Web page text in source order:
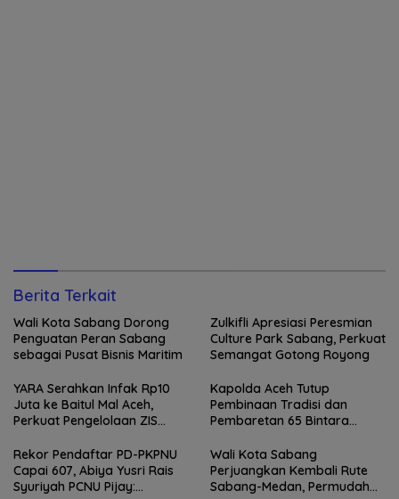
Berita Terkait
Wali Kota Sabang Dorong
Penguatan Peran Sabang
sebagai Pusat Bisnis Maritim
Zulkifli Apresiasi Peresmian
Culture Park Sabang, Perkuat
Semangat Gotong Royong
YARA Serahkan Infak Rp10
Juta ke Baitul Mal Aceh,
Perkuat Pengelolaan ZIS
Kapolda Aceh Tutup
Pembinaan Tradisi dan
Pembaretan 65 Bintara
Rekor Pendaftar PD-PKPNU
Capai 607, Abiya Yusri Rais
Syuriyah PCNU Pijay:
Wali Kota Sabang
Perjuangkan Kembali Rute
Sabang-Medan, Permudah